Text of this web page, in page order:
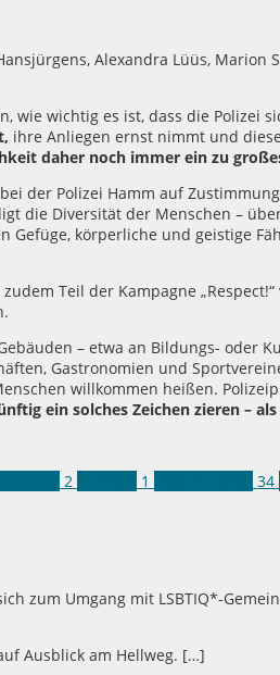
Alexandra Lüüs, Marion
wie wichtig es ist, dass die Polizei
ihre Anliegen ernst nimmt und
daher noch immer ein zu
der Polizei Hamm auf
die Diversität der Menschen –
Gefüge, körperliche und geistige
Teil der Kampagne
– etwa an Bildungs- oder
Gastronomien und
willkommen heißen.
ein solches Zeichen zieren –
2 1 34
zum Umgang mit LSBTIQ*-
Ausblick am Hellweg. […]